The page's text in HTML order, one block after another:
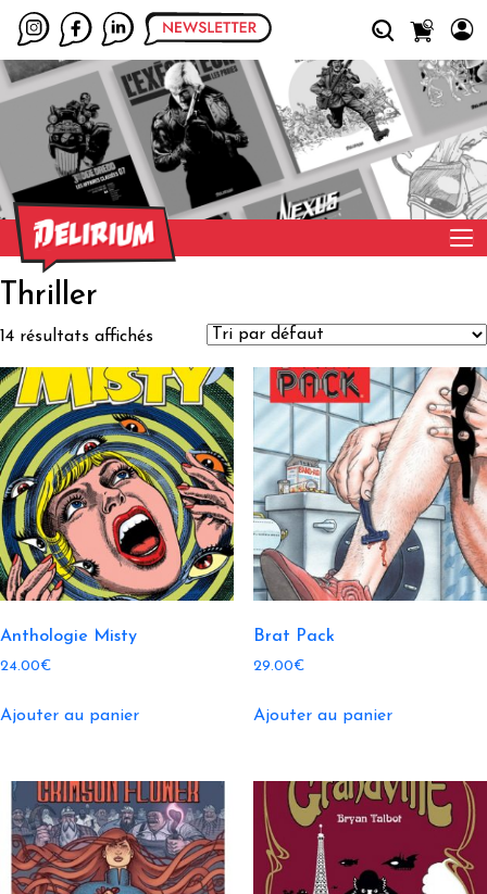
Thriller
14 résultats affichés
Anthologie Misty
24.00€
Ajouter au panier
Brat Pack
29.00€
Ajouter au panier